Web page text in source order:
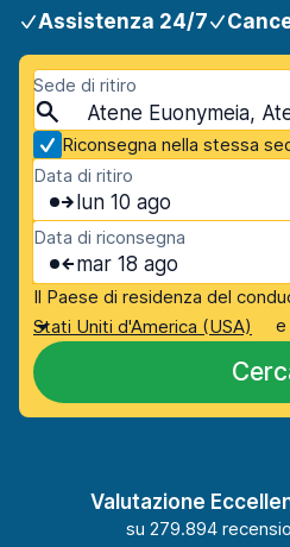
Assistenza 24/7
Sede di ritiro
Atene Euonymeia,
Riconsegna nella stessa
Data di ritiro
lun 10 ago
Data di riconsegna
mar 18 ago
Il Paese di residenza del
Stati Uniti d'America (USA)
e
Valutazione
su 279.894